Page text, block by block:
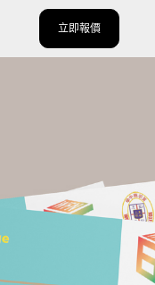
立即報價